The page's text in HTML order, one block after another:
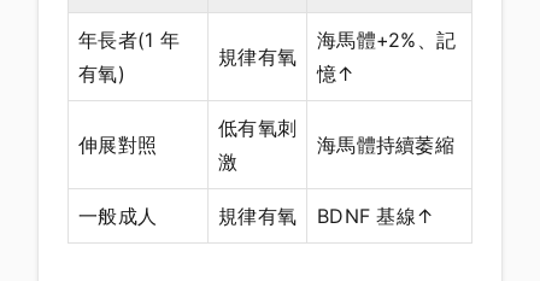
年長者(1 年
有氧)
規律有氧
海馬體+2%、記
憶↑
伸展對照
低有氧刺
激
海馬體持續萎縮
一般成人 規律有氧 BDNF 基線↑